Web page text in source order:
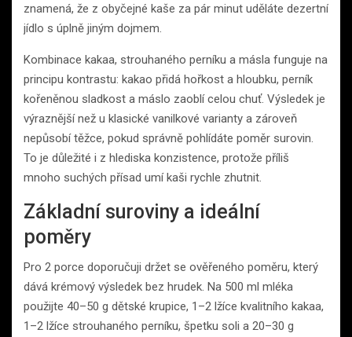
znamená, že z obyčejné kaše za pár minut uděláte dezertní
jídlo s úplně jiným dojmem.
Kombinace kakaa, strouhaného perníku a másla funguje na
principu kontrastu: kakao přidá hořkost a hloubku, perník
kořeněnou sladkost a máslo zaoblí celou chuť. Výsledek je
výraznější než u klasické vanilkové varianty a zároveň
nepůsobí těžce, pokud správně pohlídáte poměr surovin.
To je důležité i z hlediska konzistence, protože příliš
mnoho suchých přísad umí kaši rychle zhutnit.
Základní suroviny a ideální
poměry
Pro 2 porce doporučuji držet se ověřeného poměru, který
dává krémový výsledek bez hrudek. Na 500 ml mléka
použijte 40–50 g dětské krupice, 1–2 lžíce kvalitního kakaa,
1–2 lžíce strouhaného perníku, špetku soli a 20–30 g